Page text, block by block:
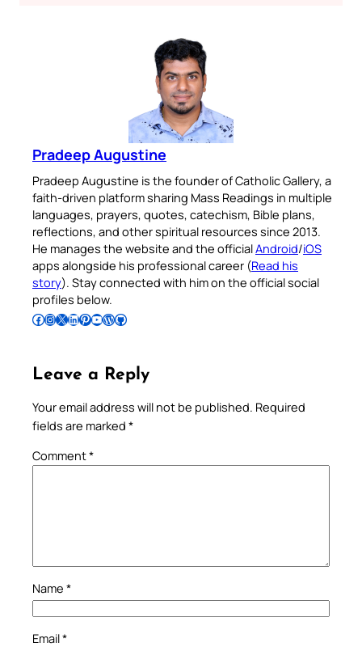
Pradeep Augustine
Pradeep Augustine is the founder of Catholic Gallery, a
faith-driven platform sharing Mass Readings in multiple
languages, prayers, quotes, catechism, Bible plans,
reflections, and other spiritual resources since 2013.
He manages the website and the officialAndroid/iOS
apps alongside his professional career (Read his
story). Stay connected with him on the official social
profiles below.
Follow Pradeep on Facebook Follow Pradeep on InstagramFollow Pradeep on X Follow Pradeep on LinkedIn Follow Pradeep on Pinterest Subscribe to Pradeep’s Youtube Channel Follow Pradeep on WordPress Follow Pradeep on GitHub
Leave a Reply
Your email address will not be published. Required
fields are marked *
Comment*
Name *
Email*